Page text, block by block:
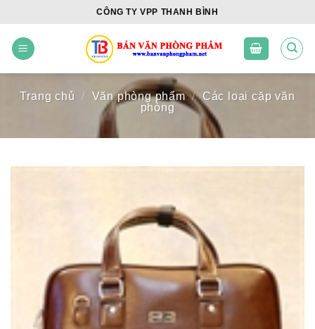
content
CÔNG TY VPP THANH BÌNH
Trang chủ / Văn phòng phẩm /
Các loại cặp văn
phòng